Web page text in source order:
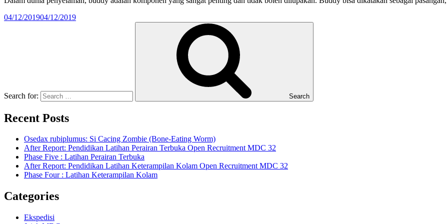
04/12/201904/12/2019
Search for: Search
Recent Posts
Osedax rubiplumus: Si Cacing Zombie (Bone-Eating Worm)
After Report: Pendidikan Latihan Perairan Terbuka Open Recruitment MDC 32
Phase Five : Latihan Perairan Terbuka
After Report: Pendidikan Latihan Keterampilan Kolam Open Recruitment MDC 32
Phase Four : Latihan Keterampilan Kolam
Categories
Ekspedisi